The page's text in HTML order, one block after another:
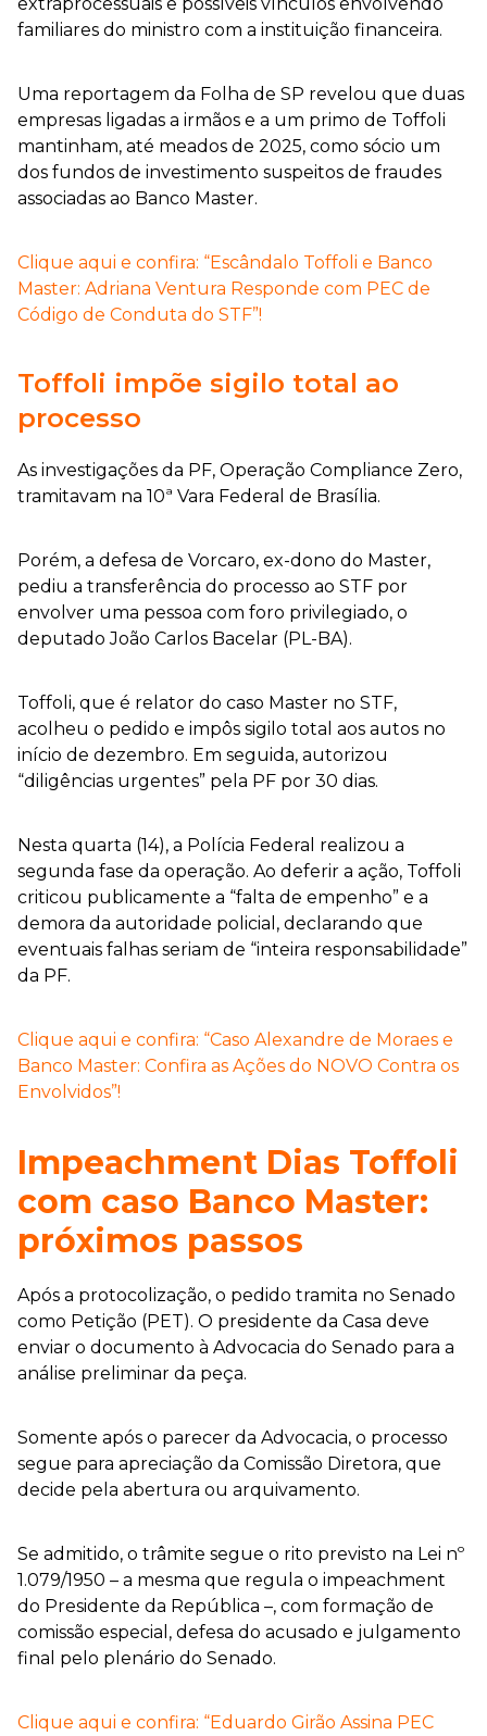
familiares do ministro com a instituição financeira.
Uma reportagem da Folha de SP revelou que duas
empresas ligadas a irmãos e a um primo de Toffoli
mantinham, até meados de 2025, como sócio um
dos fundos de investimento suspeitos de fraudes
associadas ao Banco Master.
Clique aqui e confira: “Escândalo Toffoli e Banco
Master: Adriana Ventura Responde com PEC de
Código de Conduta do STF”!
Toffoli impõe sigilo total ao
processo
As investigações da PF, Operação Compliance Zero,
tramitavam na 10ª Vara Federal de Brasília.
Porém, a defesa de Vorcaro, ex-dono do Master,
pediu a transferência do processo ao STF por
envolver uma pessoa com foro privilegiado, o
deputado João Carlos Bacelar (PL-BA).
Toffoli, que é relator do caso Master no STF,
acolheu o pedido e impôs sigilo total aos autos no
início de dezembro. Em seguida, autorizou
“diligências urgentes” pela PF por 30 dias.
Nesta quarta (14), a Polícia Federal realizou a
segunda fase da operação. Ao deferir a ação, Toffoli
criticou publicamente a “falta de empenho” e a
demora da autoridade policial, declarando que
eventuais falhas seriam de “inteira responsabilidade”
da PF.
Clique aqui e confira: “Caso Alexandre de Moraes e
Banco Master: Confira as Ações do NOVO Contra os
Envolvidos”!
Impeachment Dias Toffoli
com caso Banco Master:
próximos passos
Após a protocolização, o pedido tramita no Senado
como Petição (PET). O presidente da Casa deve
enviar o documento à Advocacia do Senado para a
análise preliminar da peça.
Somente após o parecer da Advocacia, o processo
segue para apreciação da Comissão Diretora, que
decide pela abertura ou arquivamento.
Se admitido, o trâmite segue o rito previsto na Lei nº
1.079/1950 – a mesma que regula o impeachment
do Presidente da República –, com formação de
comissão especial, defesa do acusado e julgamento
final pelo plenário do Senado.
Clique aqui e confira: “Eduardo Girão Assina PEC